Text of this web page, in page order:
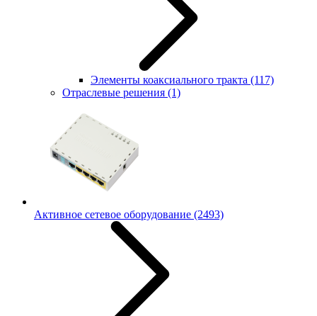
Элементы коаксиального тракта (117)
Отраслевые решения (1)
Активное сетевое оборудование (2493)